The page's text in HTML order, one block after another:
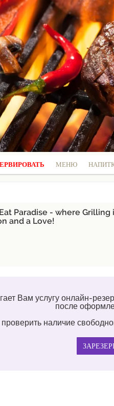
МЕНЮ
Paradise - where Grilling
and a Love!
Вам услугу онлайн-
после
наличие